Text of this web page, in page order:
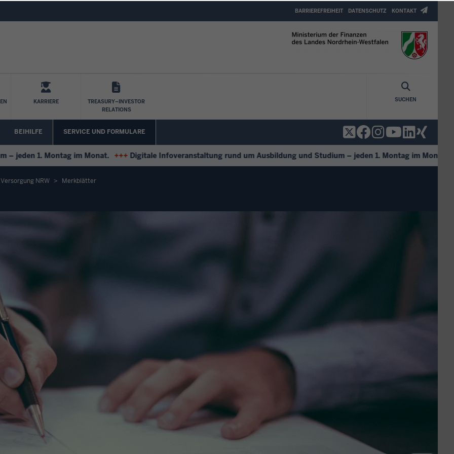
Top
Menu
BARRIEREFREIHEIT DATENSCHUTZ KONTAKT
KARRIERE
TREASURY–INVESTOR
RELATIONS
SUCHEN
BEIHILFE SERVICE UND FORMULARE
1. Montag im Monat. +++Digitale Infoveranstaltung rund um Ausbildung und Studium – jeden 1. Montag im Monat. +++
NRW Merkblätter